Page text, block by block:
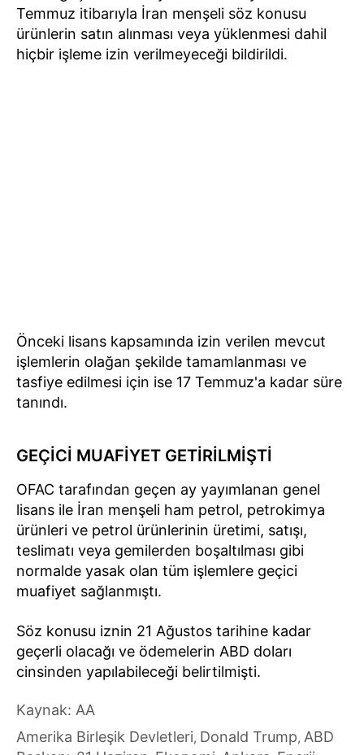
Temmuz itibarıyla İran menşeli söz konusu
ürünlerin satın alınması veya yüklenmesi dahil
hiçbir işleme izin verilmeyeceği bildirildi.
Önceki lisans kapsamında izin verilen mevcut
işlemlerin olağan şekilde tamamlanması ve
tasfiye edilmesi için ise 17 Temmuz'a kadar süre
tanındı.
GEÇİCİ MUAFİYET GETİRİLMİŞTİ
OFAC tarafından geçen ay yayımlanan genel
lisans ile İran menşeli ham petrol, petrokimya
ürünleri ve petrol ürünlerinin üretimi, satışı,
teslimatı veya gemilerden boşaltılması gibi
normalde yasak olan tüm işlemlere geçici
muafiyet sağlanmıştı.
Söz konusu iznin 21 Ağustos tarihine kadar
geçerli olacağı ve ödemelerin ABD doları
cinsinden yapılabileceği belirtilmişti.
Kaynak: AA
Amerika Birleşik Devletleri, Donald Trump, ABD